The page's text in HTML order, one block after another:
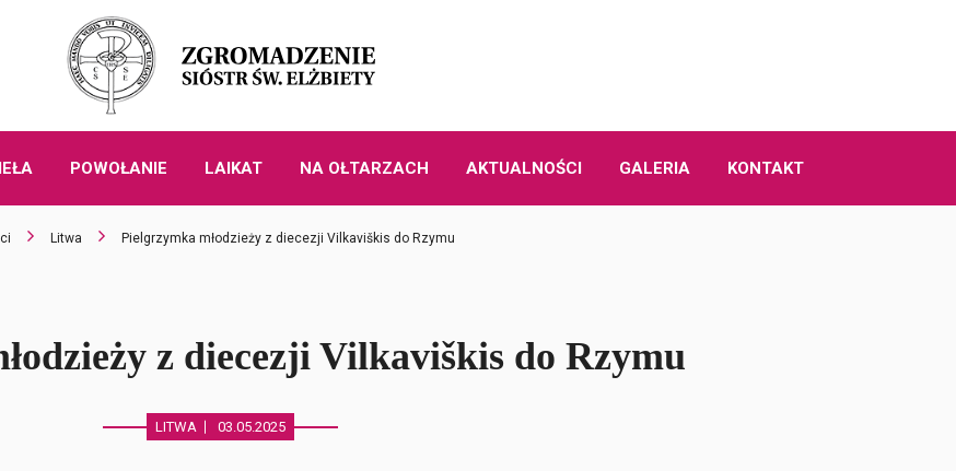
POWOŁANIE LAIKAT NA OŁTARZACH AKTUALNOŚCI GALERIA KONTAKT
Litwa Pielgrzymka młodzieży z diecezji Vilkaviškis do Rzymu
z diecezji Vilkaviškis do Rzymu
LITWA 03.05.2025